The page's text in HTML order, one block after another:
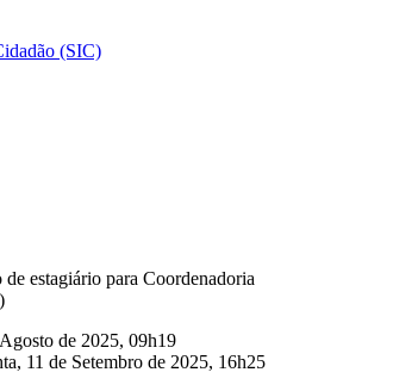
(SIC)
estagiário para Coordenadoria
de 2025, 09h19
11 de Setembro de 2025, 16h25